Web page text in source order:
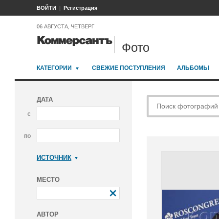
ВОЙТИ Регистрация
06 АВГУСТА, ЧЕТВЕРГ
Фото
КАТЕГОРИИ СВЕЖИЕ ПОСТУПЛЕНИЯ АЛЬБОМЫ
ДАТА
с
по
ИСТОЧНИК
МЕСТО
АВТОР